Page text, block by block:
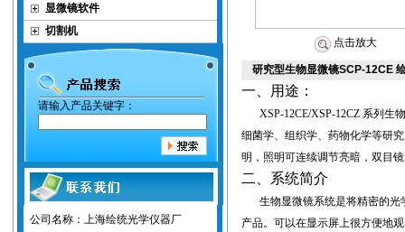
显微镜软件
切割机
请输入产品关键字：
公司名称：上海绘统光学仪器厂
点击放大
研究型生物显微镜SCP-12CE
一、用途：
XSP-12CE/XSP-12CZ 系列 生
细菌学、组织学、药物化学等研
明，照明可连续调节亮暗，双目
二、系统简介
生物显微镜系统是将精密的
产品。可以在显示屏上很方便地